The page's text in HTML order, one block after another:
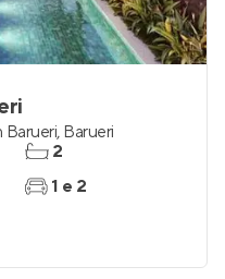
Barueri, Barueri
2
1 e 2